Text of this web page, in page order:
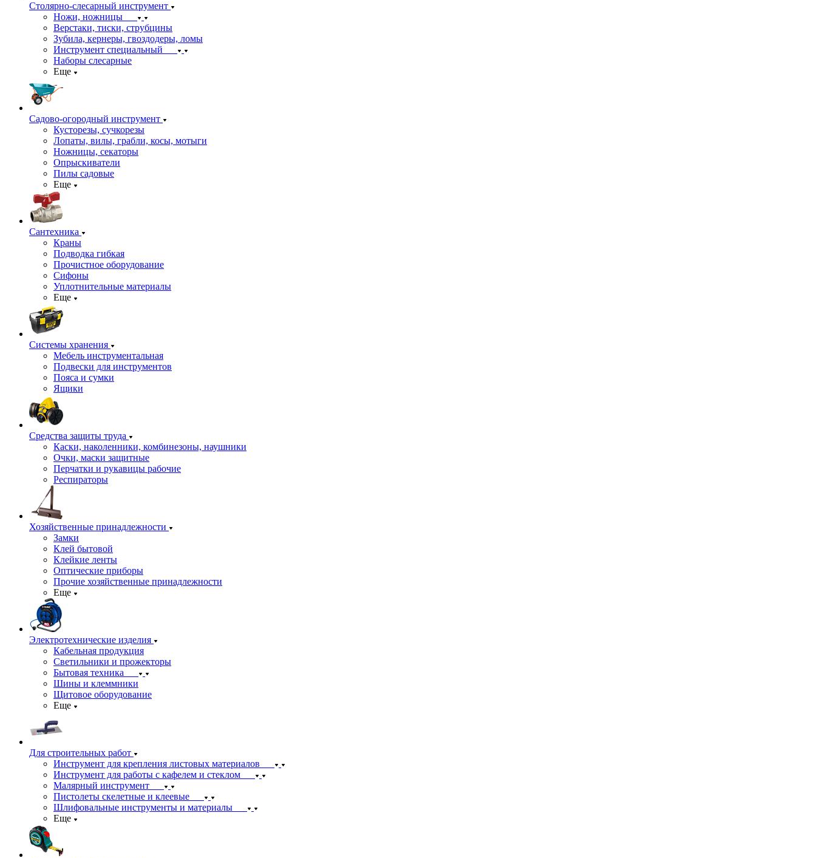
Столярно-слесарный инструмент
Ножи, ножницы
Верстаки, тиски, струбцины
Зубила, кернеры, гвоздодеры, ломы
Инструмент специальный
Наборы слесарные
Еще
Садово-огородный инструмент
Кусторезы, сучкорезы
Лопаты, вилы, грабли, косы, мотыги
Ножницы, секаторы
Опрыскиватели
Пилы садовые
Еще
Сантехника
Краны
Подводка гибкая
Прочистное оборудование
Сифоны
Уплотнительные материалы
Еще
Системы хранения
Мебель инструментальная
Подвески для инструментов
Пояса и сумки
Ящики
Средства защиты труда
Каски, наколенники, комбинезоны, наушники
Очки, маски защитные
Перчатки и рукавицы рабочие
Респираторы
Хозяйственные принадлежности
Замки
Клей бытовой
Клейкие ленты
Оптические приборы
Прочие хозяйственные принадлежности
Еще
Электротехнические изделия
Кабельная продукция
Светильники и прожекторы
Бытовая техника
Шины и клеммники
Щитовое оборудование
Еще
Для строительных работ
Инструмент для крепления листовых материалов
Инструмент для работы с кафелем и стеклом
Малярный инструмент
Пистолеты скелетные и клеевые
Шлифовальные инструменты и материалы
Еще